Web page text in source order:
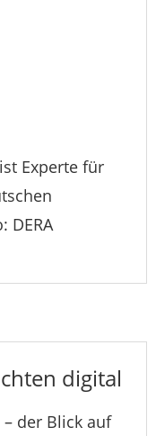
Experte für
DERA
digital
der Blick auf